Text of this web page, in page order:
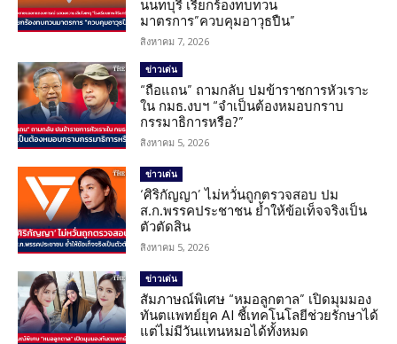
นนทบุรี เรียกร้องทบทวน
มาตรการ”ควบคุมอาวุธปืน”
สิงหาคม 7, 2026
ข่าวเด่น
“ถือแถน” ถามกลับ ปมข้าราชการหัวเราะ
ใน กมธ.งบฯ “จำเป็นต้องหมอบกราบ
กรรมาธิการหรือ?”
สิงหาคม 5, 2026
ข่าวเด่น
‘ศิริกัญญา’ ไม่หวั่นถูกตรวจสอบ ปม
ส.ก.พรรคประชาชน ย้ำให้ข้อเท็จจริงเป็น
ตัวตัดสิน
สิงหาคม 5, 2026
ข่าวเด่น
สัมภาษณ์พิเศษ “หมอลูกตาล” เปิดมุมมอง
ทันตแพทย์ยุค AI ชี้เทคโนโลยีช่วยรักษาได้
แต่ไม่มีวันแทนหมอได้ทั้งหมด